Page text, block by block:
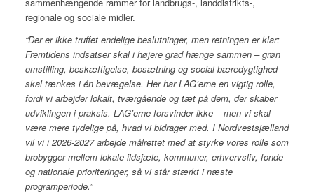
regionale og sociale midler.
“Der er ikke truffet endelige beslutninger, men retningen er klar:
Fremtidens indsatser skal i højere grad hænge sammen – grøn
omstilling, beskæftigelse, bosætning og social bæredygtighed
skal tænkes i én bevægelse. Her har LAG’erne en vigtig rolle,
fordi vi arbejder lokalt, tværgående og tæt på dem, der skaber
udviklingen i praksis. LAG’erne forsvinder ikke – men vi skal
være mere tydelige på, hvad vi bidrager med. I Nordvestsjælland
vil vi i 2026‑2027 arbejde målrettet med at styrke vores rolle som
brobygger mellem lokale ildsjæle, kommuner, erhvervsliv, fonde
og nationale prioriteringer, så vi står stærkt i næste
programperiode.”